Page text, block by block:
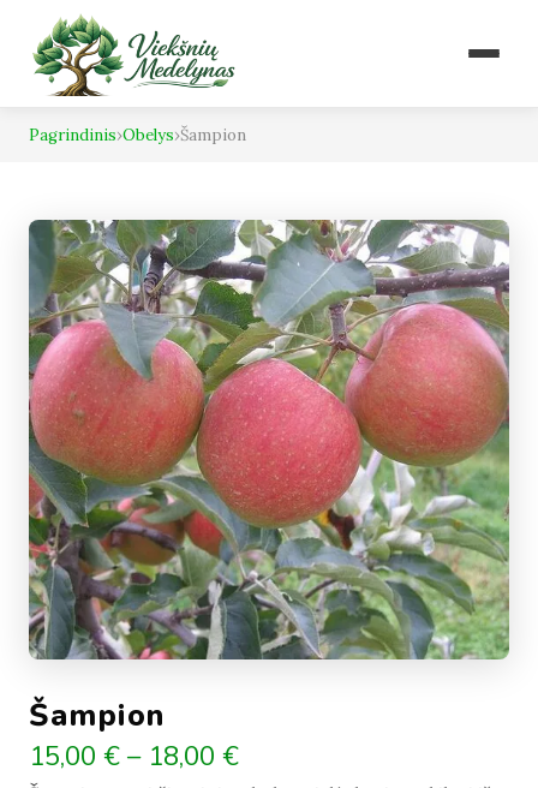
Pagrindinis›Obelys›Šampion
Šampion
15,00 € – 18,00 €